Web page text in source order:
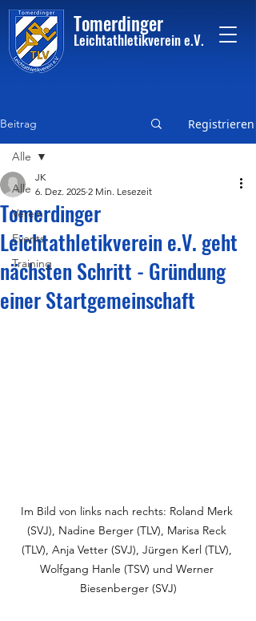
Tomerdinger
Leichtathletikvereine.V.
Beitrag Registrieren
Alle
Verein
Events
Training
Alle
Tomerdinger
Leichtathletikverein e.V. geht
nächsten Schritt - Gründung
einer Startgemeinschaft
JK
6. Dez. 2025 2 Min. Lesezeit
Im Bild von links nach rechts: Roland Merk
(SVJ), Nadine Berger (TLV), Marisa Reck
(TLV), Anja Vetter (SVJ), Jürgen Kerl (TLV),
Wolfgang Hanle (TSV) und Werner
Biesenberger (SVJ)